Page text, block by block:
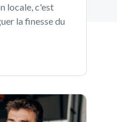
locale, c'est
la finesse du